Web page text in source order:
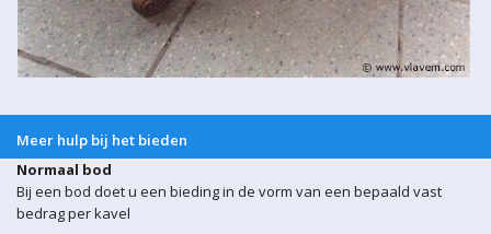
Meer hulp bij het bieden
Normaal bod
Bij een bod doet u een bieding in de vorm van een bepaald vast
bedrag per kavel